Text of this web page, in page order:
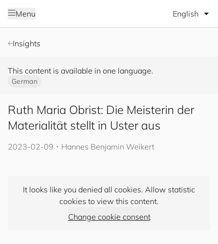
Menu Select
Insights
This content is available in one language.
German
Ruth Maria Obrist: Die Meisterin der
Materialität stellt in Uster aus
2023-02-09 ･ Hannes Benjamin Weikert
It looks like you denied all cookies. Allow statistic
cookies to view this content.
Change cookie consent